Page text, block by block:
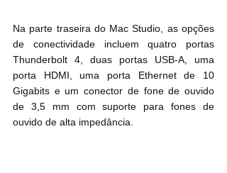
Na parte traseira do Mac Studio, as opções
de conectividade incluem quatro portas
Thunderbolt 4, duas portas USB-A, uma
porta HDMI, uma porta Ethernet de 10
Gigabits e um conector de fone de ouvido
de 3,5 mm com suporte para fones de
ouvido de alta impedância.